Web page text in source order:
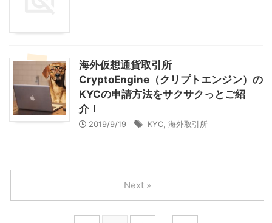
海外仮想通貨取引所
CryptoEngine（クリプトエンジン）の
KYCの申請方法をサクサクっとご紹
介！
2019/9/19 KYC 海外取引所
Next »